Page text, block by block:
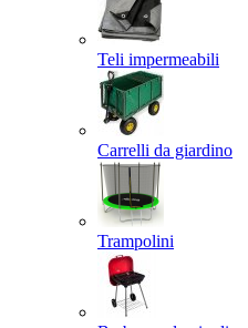
Teli impermeabili
Carrelli da giardino
Trampolini